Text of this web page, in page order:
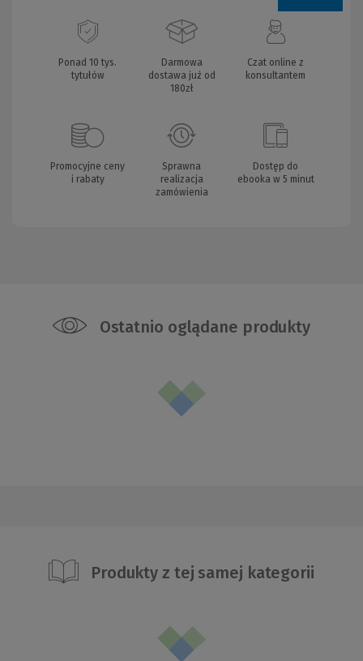
Ponad 10 tys.
tytułów
Darmowa
dostawa już od
180zł
Czat online z
konsultantem
Promocyjne ceny
i rabaty
Sprawna
realizacja
zamówienia
Dostęp do
ebooka w 5 minut
Ostatnio oglądane produkty
Produkty z tej samej kategorii